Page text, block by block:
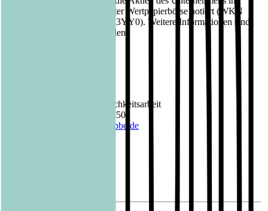
Prime Standard der Frankfurter Wertpapierbörse notiert (WKN
A1X3YY, ISIN DE000A1X3YY0). Weitere Informationen sind
unter www.luebbe.de zu finden.
Leiterin Presse- und Öffentlichkeitsarbeit
Telefon: +49 (0)221 8200 2850
barbara.fischer@luebbe.de